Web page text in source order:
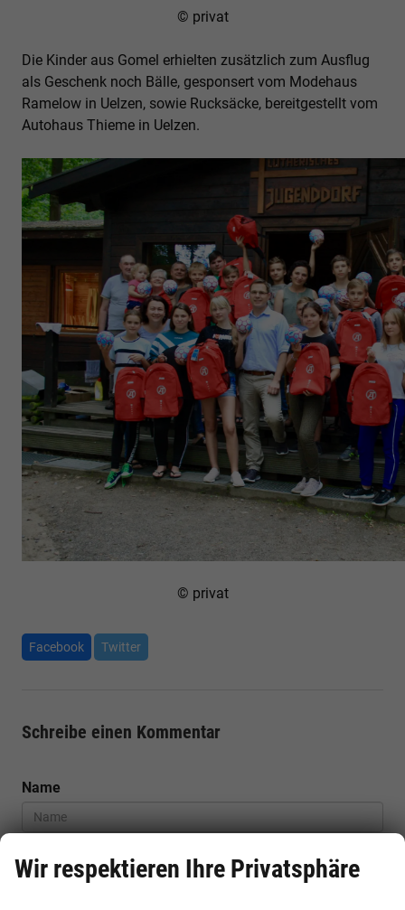
© privat
Die Kinder aus Gomel erhielten zusätzlich zum Ausflug
als Geschenk noch Bälle, gesponsert vom Modehaus
Ramelow in Uelzen, sowie Rucksäcke, bereitgestellt vom
Autohaus Thieme in Uelzen.
© privat
Facebook Twitter
Schreibe einen Kommentar
Name
E-Mail
Wir respektieren Ihre Privatsphäre